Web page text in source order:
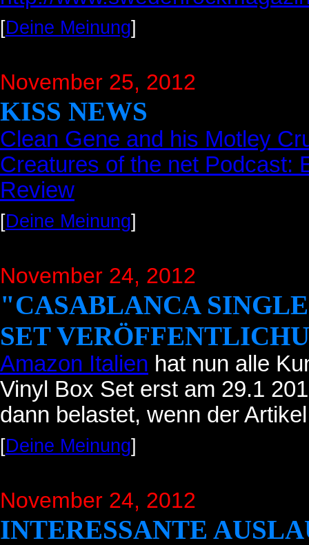
[Deine Meinung]
November 25, 2012
KISS NEWS
Clean Gene and his Motley
Creatures of the net Podcast:
Review
[Deine Meinung]
November 24, 2012
"CASABLANCA
SET
Amazon Italien hat nun alle
Vinyl Box Set erst am 29.1
dann belastet, wenn der
[Deine Meinung]
November 24, 2012
INTERESSANTE